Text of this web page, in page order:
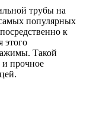
трубы на
популярных
к
этого
Такой
и прочное